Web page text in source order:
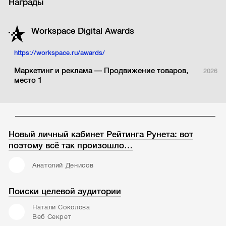
Награды
Workspace Digital Аwards
https://workspace.ru/awards/
Маркетинг и реклама — Продвижение товаров,
место 1
2026
Новый личный кабинет Рейтинга Рунета: вот
поэтому всё так произошло…
Анатолий Денисов
Поиски целевой аудитории
Натали Соколова
Веб Секрет